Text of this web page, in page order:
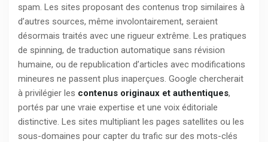
spam. Les sites proposant des contenus trop similaires à
d’autres sources, même involontairement, seraient
désormais traités avec une rigueur extrême. Les pratiques
de spinning, de traduction automatique sans révision
humaine, ou de republication d’articles avec modifications
mineures ne passent plus inaperçues. Google chercherait
à privilégier les contenus originaux et authentiques,
portés par une vraie expertise et une voix éditoriale
distinctive. Les sites multipliant les pages satellites ou les
sous-domaines pour capter du trafic sur des mots-clés